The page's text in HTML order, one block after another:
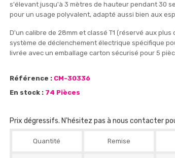
s'élevant jusqu'à 3 mètres de hauteur pendant 30
pour un usage polyvalent, adapté aussi bien aux
D'un calibre de 28mm et classé T1 (réservé aux
système de déclenchement électrique spécifique
livrée avec un emballage carton sécurisé pour 5
Référence : CM-30336
En stock : 74 Pièces
Prix dégressifs. N'hésitez pas à nous contacter
Quantité Remise